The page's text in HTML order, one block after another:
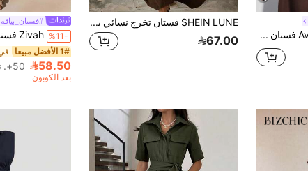
Aveloria Modichic فستان قميص بنمط عملي بلون بني داكن، به ياقة، أكمام قصيرة، جيوب جانبية، خصر مربوط بحزام، قصة أنبوبية متوسطة الطول، خياطة بتباين، مناسب للتنقل والمناسبات غير الرسمية في الربيع والصيف
SHEIN LUNE فستان تخرج نسائي بلون موحد وأكمام قصيرة، تصميم أنيق مع تفاصيل أزرار أمامية، مناسب للشاطئ والمواعيد والخروجات والتنقل اليومي
67.00
#فستان_بياقة
%11-
1# الأفضل مبيعا
58.50 50+. تم بيع
بعد الكوبون